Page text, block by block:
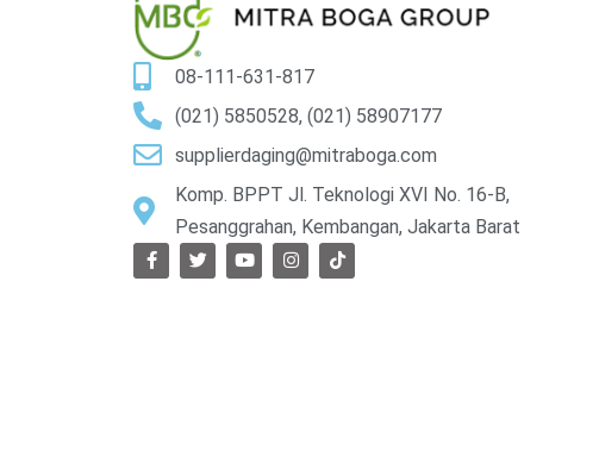
08-111-631-817
(021) 5850528, (021) 58907177
supplierdaging@mitraboga.com
Komp. BPPT Jl. Teknologi XVI No. 16-B,
Pesanggrahan, Kembangan, Jakarta Barat